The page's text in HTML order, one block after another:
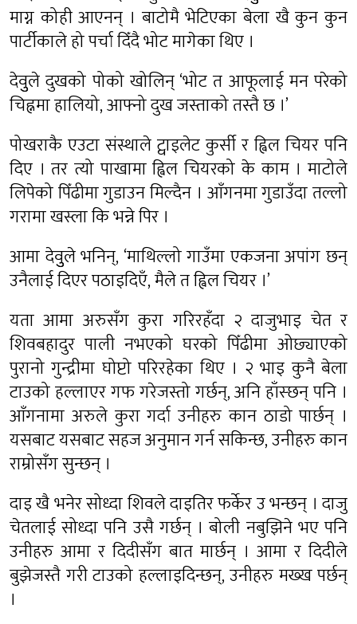
माग्न कोही आएनन् । बाटोमै भेटिएका बेला खै कुन कुन
पार्टीकाले हो पर्चा दिँदै भोट मागेका थिए ।
देवुुले दुखको पोको खोलिन् ‘भोट त आफूलाई मन परेको
चिह्नमा हालियो, आफ्नो दुख जस्ताको तस्तै छ ।’
पोखराकै एउटा संस्थाले ट्वाइलेट कुर्सी र ह्विल चियर पनि
दिए । तर त्यो पाखामा ह्विल चियरको के काम । माटोले
लिपेको पिँढीमा गुडाउन मिल्दैन । आँगनमा गुडाउँदा तल्लो
गरामा खस्ला कि भन्ने पिर ।
आमा देवुुले भनिन्, ‘माथिल्लो गाउँमा एकजना अपांग छन्
उनैलाई दिएर पठाइदिएँ, मैले त ह्विल चियर ।’
यता आमा अरुसँग कुरा गरिरहँदा २ दाजुभाइ चेत र
शिवबहादुर पाली नभएको घरको पिँढीमा ओछ्याएको
पुरानो गुन्द्रीमा घोप्टो परिरहेका थिए । २ भाइ कुनै बेला
टाउको हल्लाएर गफ गरेजस्तो गर्छन्, अनि हाँस्छन् पनि ।
आँगनामा अरुले कुरा गर्दा उनीहरु कान ठाडो पार्छन् ।
यसबाट यसबाट सहज अनुमान गर्न सकिन्छ, उनीहरु कान
राम्रोसँग सुन्छन् ।
दाइ खै भनेर सोध्दा शिवले दाइतिर फर्केर उ भन्छन् । दाजु
चेतलाई सोध्दा पनि उसै गर्छन् । बोली नबुझिने भए पनि
उनीहरु आमा र दिदीसँग बात मार्छन् । आमा र दिदीले
बुझेजस्तै गरी टाउको हल्लाइदिन्छन्, उनीहरु मख्ख पर्छन्
।